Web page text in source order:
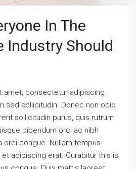
In The
Industry Should
amet, consectetur adipiscing
sed sollicitudin. Donec non odio
sollicitudin purus, quis rutrum
bibendum orci ac nibh
orci congue. Nullam tempus
adipiscing erat. Curabitur this is